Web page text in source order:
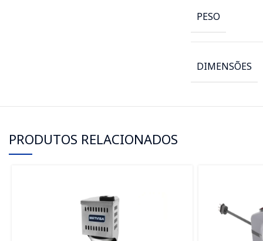
PESO
DIMENSÕES
PRODUTOS RELACIONADOS